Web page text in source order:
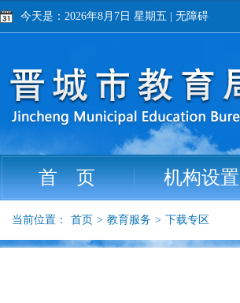
今天是：2026年8月7日 星期五 无障碍
首 页 机构设置
当前位置： 首页 > 教育服务 > 下载专区